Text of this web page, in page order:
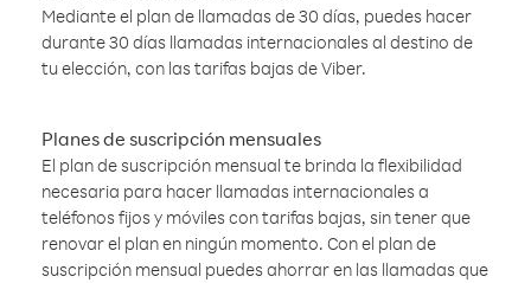
Mediante el plan de llamadas de 30 días, puedes hacer
durante 30 días llamadas internacionales al destino de
tu elección, con las tarifas bajas de Viber.
Planes de suscripción mensuales
El plan de suscripción mensual te brinda la flexibilidad
necesaria para hacer llamadas internacionales a
teléfonos fijos y móviles con tarifas bajas, sin tener que
renovar el plan en ningún momento. Con el plan de
suscripción mensual puedes ahorrar en las llamadas que